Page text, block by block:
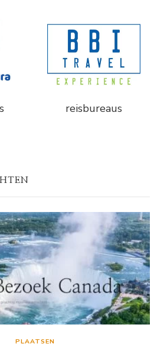
reisbureaus
PLAATSEN